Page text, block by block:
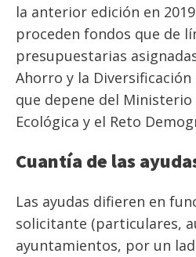
la anterior edición en
proceden fondos que de
presupuestarias
Ahorro y la Diversificación
que depene del
Ecológica y el Reto
Cuantía de las
Las ayudas difieren en
solicitante (particulares,
ayuntamientos, por un